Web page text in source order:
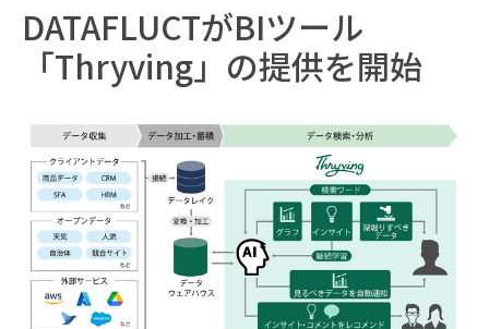
DATAFLUCTがBIツール
「Thryving」の提供を開始